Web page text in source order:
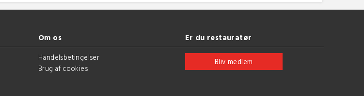
Om os
Handelsbetingelser
Brug af cookies
Er du restauratør
Bliv medlem